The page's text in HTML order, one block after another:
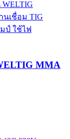
MMA